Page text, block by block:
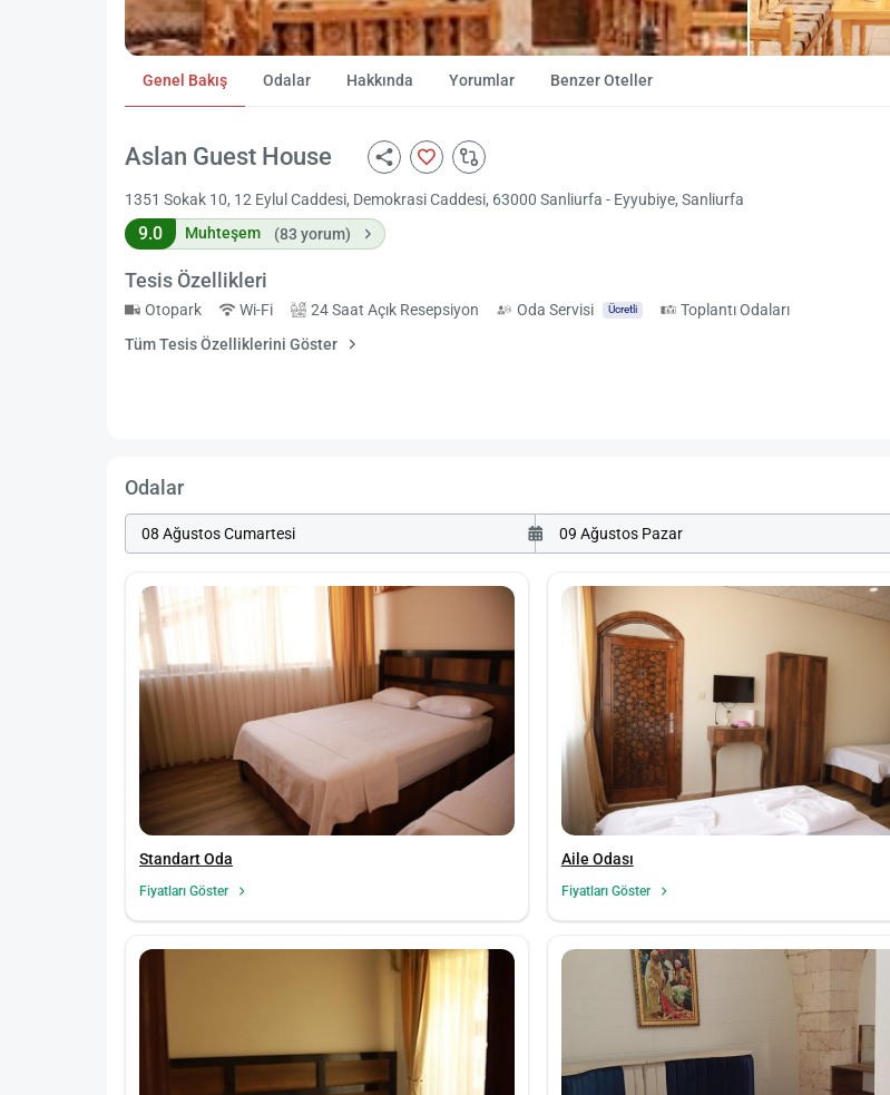
Genel Bakış Odalar Hakkında Yorumlar Benzer Oteller
Aslan Guest House
1351 Sokak 10, 12 Eylul Caddesi, Demokrasi Caddesi, 63000 Sanliurfa - Eyyubiye, Sanliurfa
9.0 Muhteşem (83 yorum)
Tesis Özellikleri
Otopark Wi-Fi 24 Saat Açık Resepsiyon Oda Servisi Ücretli
Toplantı Odaları
Tüm Tesis Özelliklerini Göster
Odalar
Standart Oda
Fiyatları Göster
Aile Odası
Fiyatları Göster